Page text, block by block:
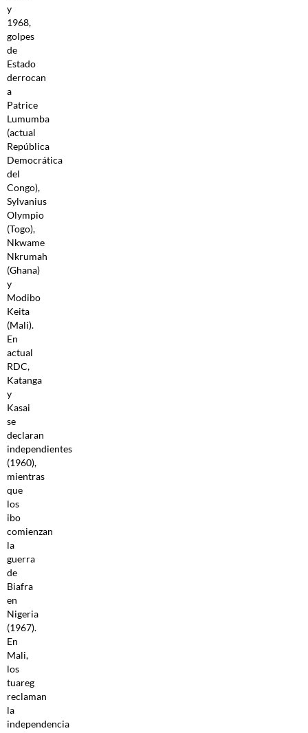
y
1968,
golpes
de
Estado
derrocan
a
Patrice
Lumumba
(actual
República
Democrática
del
Congo),
Sylvanius
Olympio
(Togo),
Nkwame
Nkrumah
(Ghana)
y
Modibo
Keita
(Mali).
En
actual
RDC,
Katanga
y
Kasai
se
declaran
independientes
(1960),
mientras
que
los
ibo
comienzan
la
guerra
de
Biafra
en
Nigeria
(1967).
En
Mali,
los
tuareg
reclaman
la
independencia